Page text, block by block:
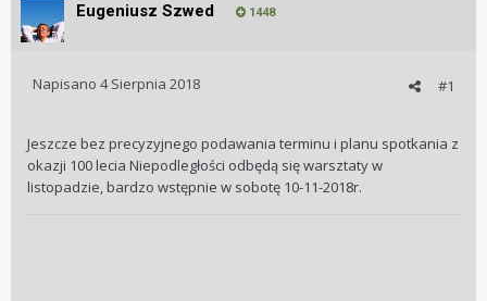
Eugeniusz Szwed 1448
#1
Napisano 4 Sierpnia 2018
Jeszcze bez precyzyjnego podawania terminu i planu spotkania z
okazji 100 lecia Niepodległości odbędą się warsztaty w
listopadzie, bardzo wstępnie w sobotę 10-11-2018r.